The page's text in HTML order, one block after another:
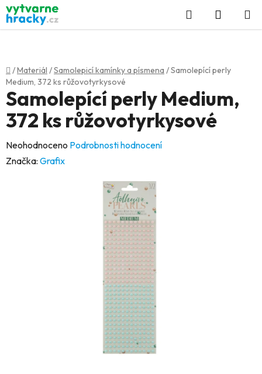
Přejít
na
obsah
Hledat
KOŠÍK
Domů
/Materiál /Samolepicí kamínky a písmena /Samolepící perly
Medium, 372 ks růžovotyrkysové
Samolepící perly Medium,
372 ks růžovotyrkysové
Průměrné
hodnocení
Neohodnoceno Podrobnosti hodnocení
Značka: Grafix